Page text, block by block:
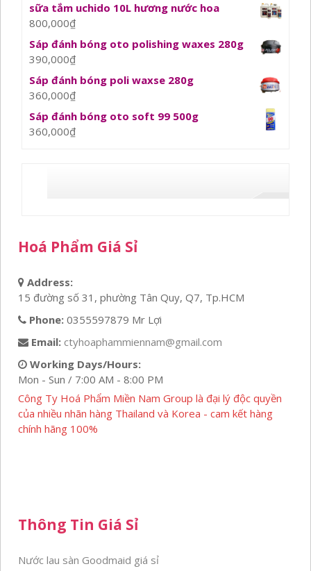
sữa tắm uchido 10L hương nước hoa
800,000₫
Sáp đánh bóng oto polishing waxes 280g
390,000₫
Sáp đánh bóng poli waxse 280g
360,000₫
Sáp đánh bóng oto soft 99 500g
360,000₫
Hoá Phẩm Giá Sỉ
Address:
15 đường số 31, phường Tân Quy, Q7, Tp.HCM
Phone: 0355597879 Mr Lợi
Email: ctyhoaphammiennam@gmail.com
Working Days/Hours:
Mon - Sun / 7:00 AM - 8:00 PM
Công Ty Hoá Phẩm Miền Nam Group là đại lý độc quyền
của nhiều nhãn hàng Thailand và Korea - cam kết hàng
chính hãng 100%
Thông Tin Giá Sỉ
Nước lau sàn Goodmaid giá sỉ